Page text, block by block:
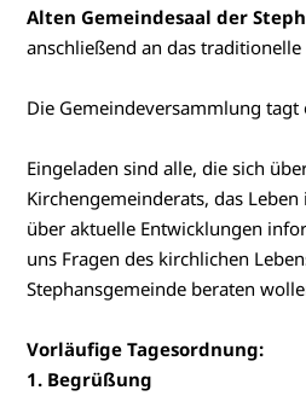
Alten Gemeindesaal der
anschließend an das traditionelle
Die Gemeindeversammlung tagt
Eingeladen sind alle, die sich
Kirchengemeinderats, das
über aktuelle Entwicklungen
uns Fragen des kirchlichen
Stephansgemeinde beraten
Vorläufige Tagesordnung:
1. Begrüßung